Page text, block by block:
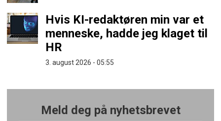
Hvis KI-redaktøren min var et
menneske, hadde jeg klaget til
HR
3. august 2026 - 05:55
Meld deg på nyhetsbrevet